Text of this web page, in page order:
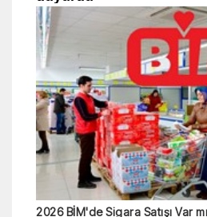
2026 BİM'de Sigara Satışı Var